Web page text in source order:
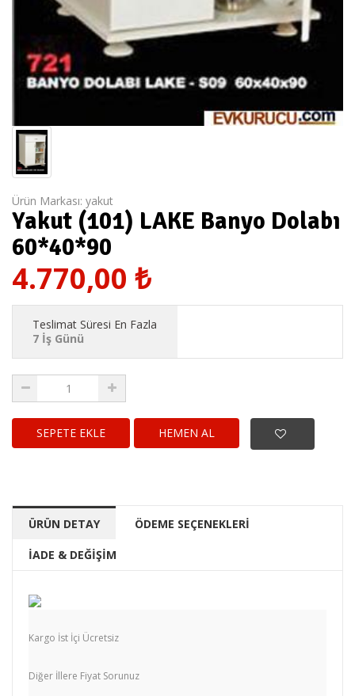
Ürün Markası: yakut
Yakut (101) LAKE Banyo Dolabı
60*40*90
4.770,00 ₺
Teslimat Süresi En Fazla
7 İş Günü
HEMEN AL
ÜRÜN DETAY ÖDEME SEÇENEKLERİ
İADE & DEĞİŞİM
Kargo İst İçi Ücretsiz
Diğer İllere Fiyat Sorunuz